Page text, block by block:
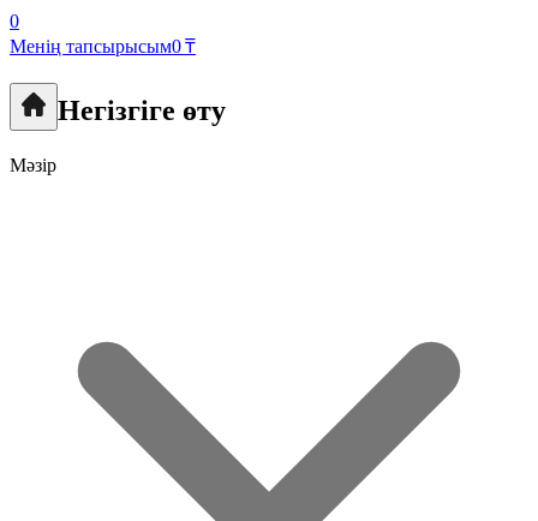
0
Менің тапсырысым0 ₸
Негізгіге өту
Мәзір